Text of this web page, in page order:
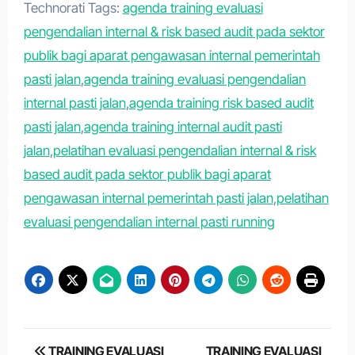
Technorati Tags: agenda training evaluasi
pengendalian internal & risk based audit pada sektor
publik bagi aparat pengawasan internal pemerintah
pasti jalan,agenda training evaluasi pengendalian
internal pasti jalan,agenda training risk based audit
pasti jalan,agenda training internal audit pasti
jalan,pelatihan evaluasi pengendalian internal & risk
based audit pada sektor publik bagi aparat
pengawasan internal pemerintah pasti jalan,pelatihan
evaluasi pengendalian internal pasti running
Post
TRAINING EVALUASI TRAINING EVALUASI